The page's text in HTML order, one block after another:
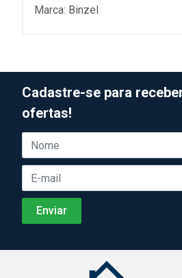
Marca: Binzel
Cadastre-se para
ofertas!